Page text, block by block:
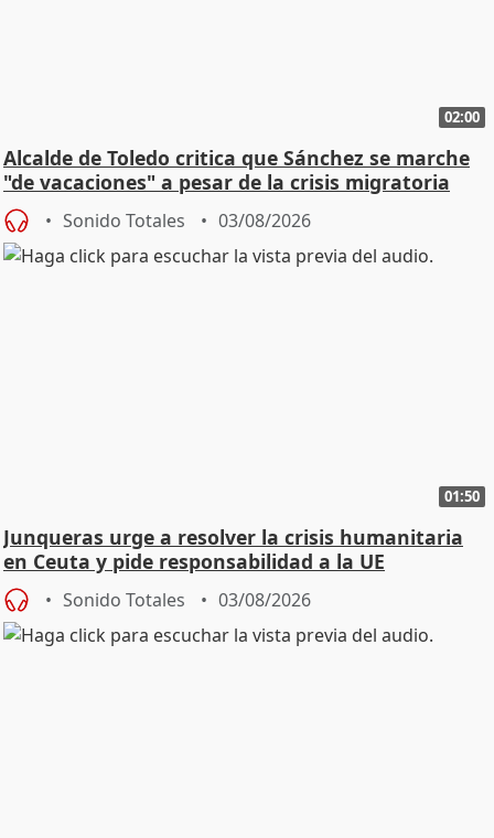
02:00
Alcalde de Toledo critica que Sánchez se marche
"de vacaciones" a pesar de la crisis migratoria
Sonido Totales 03/08/2026
01:50
Junqueras urge a resolver la crisis humanitaria
en Ceuta y pide responsabilidad a la UE
Sonido Totales 03/08/2026